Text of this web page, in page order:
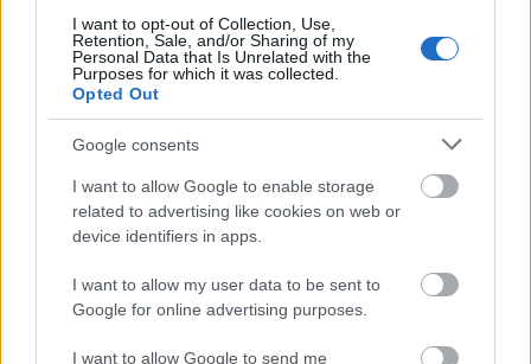
I want to opt-out of Collection, Use,
Retention, Sale, and/or Sharing of my
Personal Data that Is Unrelated with the
Purposes for which it was collected.
Opted Out
Google consents
I want to allow Google to enable storage
related to advertising like cookies on web or
device identifiers in apps.
I want to allow my user data to be sent to
Google for online advertising purposes.
I want to allow Google to send me
szombaton Facebook-oldalán az élő
környezetért felelős miniszter.
Gajdos László emlékeztetett, a hőmérséklet a
következő napokban akár a 40 fokot is
A tárcavezető hozzátette, a megváltozott